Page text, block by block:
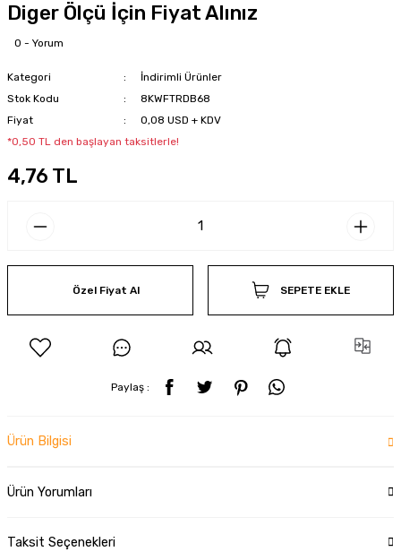
Diger Ölçü İçin Fiyat Alınız
0 - Yorum
Kategori
İndirimli Ürünler
Stok Kodu
8KWFTRDB68
Fiyat
0,08 USD + KDV
*0,50 TL den başlayan taksitlerle!
4,76 TL
Özel Fiyat Al SEPETE EKLE
Paylaş :
Ürün Bilgisi
Ürün Yorumları
Taksit Seçenekleri